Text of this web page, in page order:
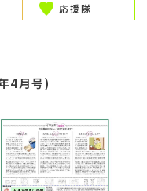
応援隊
4月号)